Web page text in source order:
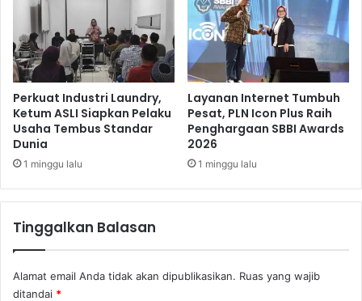
ak
h
i
r
d
i
R
e
T
e
t
i
Perkuat Industri Laundry,
Ketum ASLI Siapkan Pelaku
Usaha Tembus Standar
Dunia
1 minggu lalu
Layanan Internet Tumbuh
Pesat, PLN Icon Plus Raih
Penghargaan SBBI Awards
2026
1 minggu lalu
Tinggalkan Balasan
Alamat email Anda tidak akan dipublikasikan. Ruas yang wajib
ditandai *